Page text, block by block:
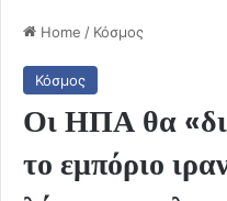
Home / Κόσμος
Κόσμος
Οι ΗΠΑ θα
το εμπόριο